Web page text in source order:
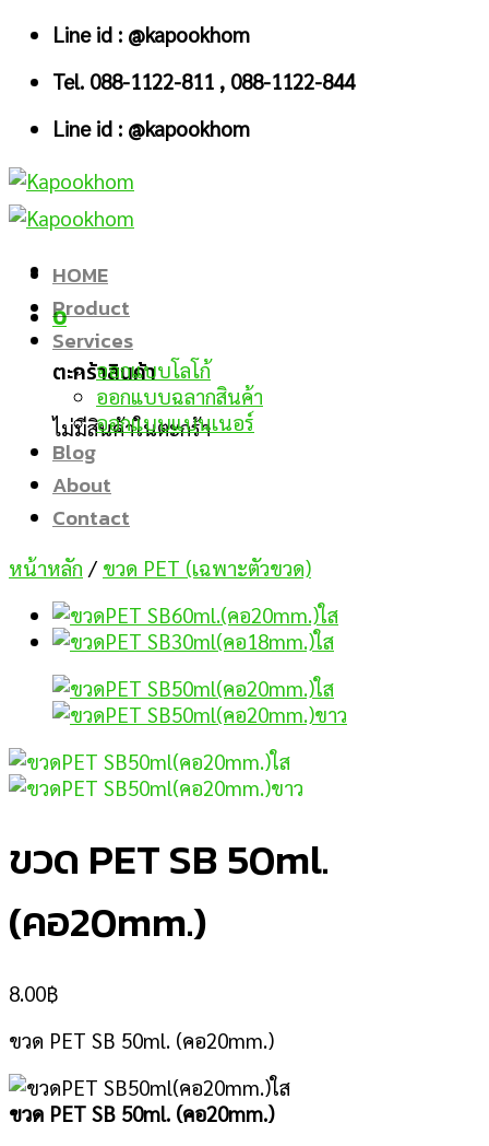
Skip
content
Line id : @kapookhom
Tel. 088-1122-811 , 088-1122-844
Line id : @kapookhom
0
ตะกร้าสินค้า
ไม่มีสินค้าในตะกร้า
HOME
Product
Services
ออกแบบโลโก้
ออกแบบฉลากสินค้า
ออกแบบแบนเนอร์
Blog
About
Contact
หน้าหลัก / ขวด PET (เฉพาะตัวขวด)
ขวด PET SB 50ml.
(คอ20mm.)
8.00฿
ขวด PET SB 50ml. (คอ20mm.)
ขวด PET SB 50ml. (คอ20mm.)